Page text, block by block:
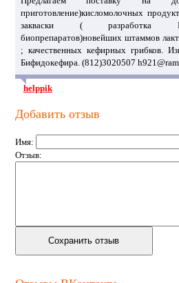
приготовление)кисломолочных
закваски ( разработка
биопрепаратов)новейших штаммов
; качественных кефирных грибков.
Бифидокефира. (812)3020507
helppik
Добавить отзыв
Имя:
Отзыв: